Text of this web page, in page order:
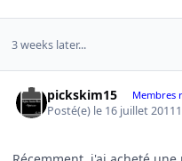
3 weeks later...
pickskim15 Membres
Posté(e) le 16 juillet 2011